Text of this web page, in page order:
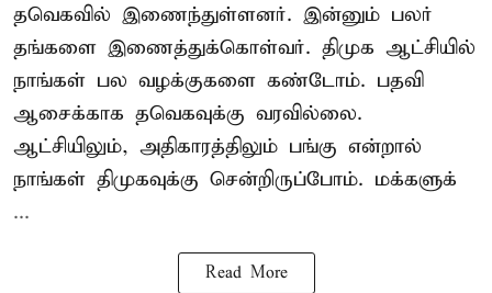
தவெகவில் இணைந்துள்ளனர். இன்னும் பலர்
தங்களை இணைத்துக்கொள்வர். திமுக ஆட்சியில்
நாங்கள் பல வழக்குகளை கண்டோம். பதவி
ஆசைக்காக தவெகவுக்கு வரவில்லை.
ஆட்சியிலும், அதிகாரத்திலும் பங்கு என்றால்
நாங்கள் திமுகவுக்கு சென்றிருப்போம். மக்களுக்
...
Read More